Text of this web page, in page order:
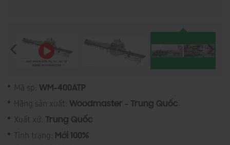
Mã sp: WM-400ATP
Hãng sản xuất: Woodmaster - Trung Quốc
Xuất xứ: Trung Quốc
Tình trạng: Mới 100%